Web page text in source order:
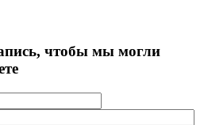
чтобы мы могли